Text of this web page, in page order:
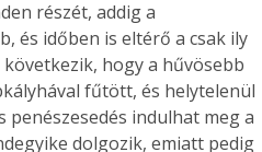
részét, addig a
és időben is eltérő a csak ily
hogy a hűvösebb
fűtött, és helytelenül
indulhat meg a
dolgozik, emiatt pedig